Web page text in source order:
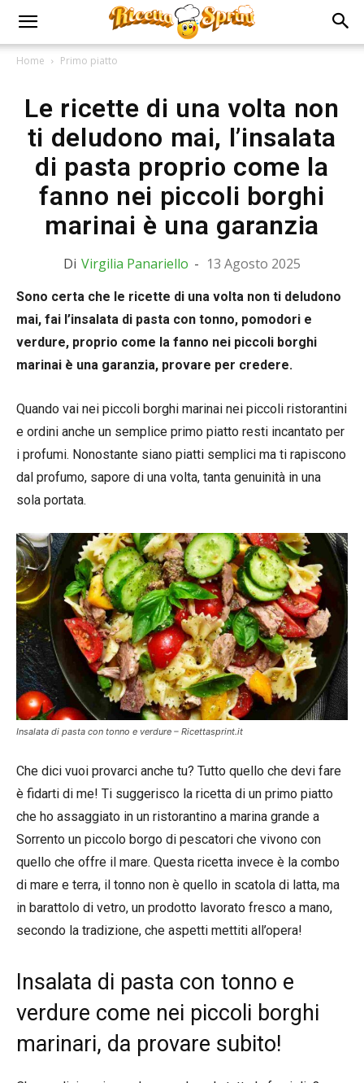
Home Primo piatto
Le ricette di una volta non
ti deludono mai, l’insalata
di pasta proprio come la
fanno nei piccoli borghi
marinai è una garanzia
Di Virgilia Panariello - 13 Agosto 2025
Sono certa che le ricette di una volta non ti deludono
mai, fai l’insalata di pasta con tonno, pomodori e
verdure, proprio come la fanno nei piccoli borghi
marinai è una garanzia, provare per credere.
Quando vai nei piccoli borghi marinai nei piccoli ristorantini
e ordini anche un semplice primo piatto resti incantato per
i profumi. Nonostante siano piatti semplici ma ti rapiscono
dal profumo, sapore di una volta, tanta genuinità in una
sola portata.
Insalata di pasta con tonno e verdure – Ricettasprint.it
Che dici vuoi provarci anche tu? Tutto quello che devi fare
è fidarti di me! Ti suggerisco la ricetta di un primo piatto
che ho assaggiato in un ristorantino a marina grande a
Sorrento un piccolo borgo di pescatori che vivono con
quello che offre il mare. Questa ricetta invece è la combo
di mare e terra, il tonno non è quello in scatola di latta, ma
in barattolo di vetro, un prodotto lavorato fresco a mano,
secondo la tradizione, che aspetti mettiti all’opera!
Insalata di pasta con tonno e
verdure come nei piccoli borghi
marinari, da provare subito!